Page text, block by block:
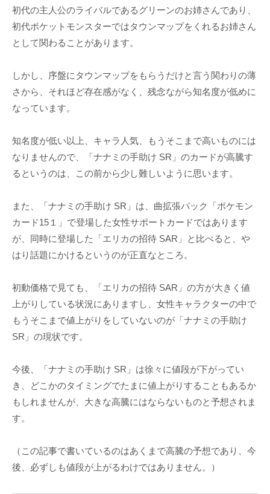
初代の主人公のライバルであるグリーンのお姉さんであり、
初代ポケットモンスターではタウンマップをくれるお姉さん
として関わることがあります。
しかし、序盤にタウンマップをもらうだけと言う関わりの薄
さから、それほど存在感がなく、残念ながら知名度が低めに
なっています。
知名度が低い以上、キャラ人気、もうそこまで高いものには
なりませんので、「ナナミの手助け SR」のカードが高騰す
るというのは、この前から少し難しいように思います。
また、「ナナミの手助け SR」は、曲拡張パック「ポケモン
カード15１」で登場した女性サポートカードではあります
が、同時に登場した「エリカの招待 SAR」と比べると、や
はり話題にかけるというのが正直なところ。
初動価格で見ても、「エリカの招待 SAR」の方が大きく値
上がりしている状況にありますし、女性キャラクターの中で
もうそこまで値上がりをしていないのが「ナナミの手助け
SR」の現状です。
今後、「ナナミの手助け SR」は徐々に値段が下がってい
き、どこかのタイミングでたまに値上がりすることもあるか
もしれませんが、大きな高騰にはならないものと予想されま
す。
（この記事で書いているのはあくまで高騰の予想であり、今
後、必ずしも値段が上がるわけではありません。）